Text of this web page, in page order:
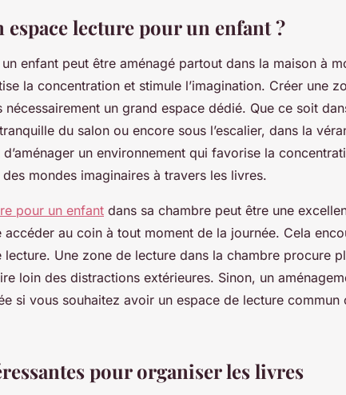
espace lecture pour un enfant ?
enfant peut être aménagé partout dans la maison à
la concentration et stimule l’imagination. Créer une
nécessairement un grand espace dédié. Que ce soit
du salon ou encore sous l’escalier, dans la
d’aménager un environnement qui favorise la
mondes imaginaires à travers les livres.
pour un enfant dans sa chambre peut être une
accéder au coin à tout moment de la journée. Cela
lecture. Une zone de lecture dans la chambre procure
loin des distractions extérieures. Sinon, un
si vous souhaitez avoir un espace de lecture commun
pour organiser les livres